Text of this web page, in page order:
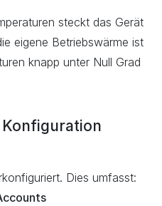
steckt das Gerät
eigene Betriebswärme ist
knapp unter Null Grad
Konfiguration
Dies umfasst: